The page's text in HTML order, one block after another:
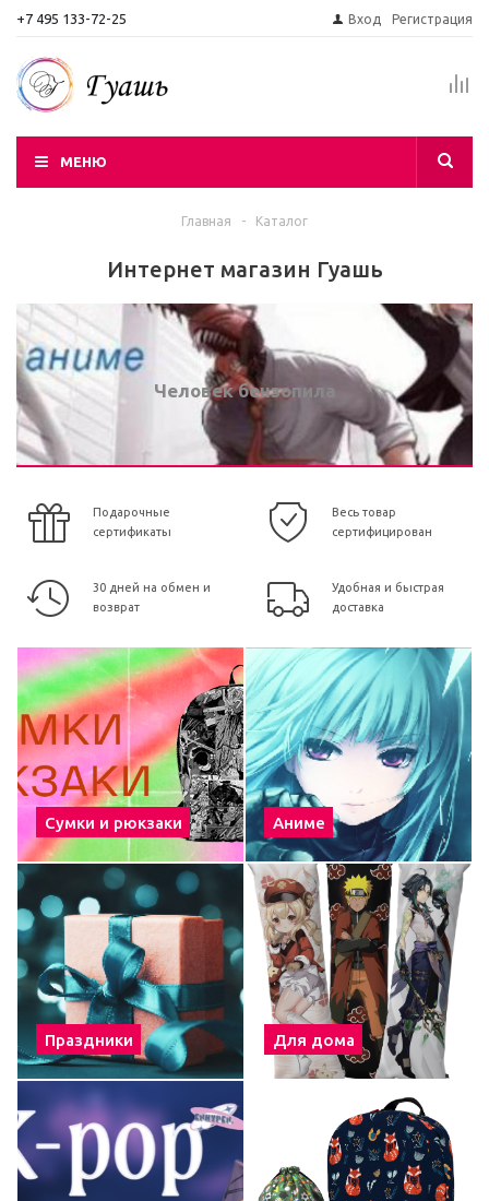
+7 495 133-72-25 Вход Регистрация
МЕНЮ
Главная - Каталог
Интернет магазин Гуашь
Человек бензопила
Подарочные
сертификаты
Весь товар
сертифицирован
30 дней на обмен и
возврат
Удобная и быстрая
доставка
Сумки и рюкзаки Аниме
Праздники Для дома